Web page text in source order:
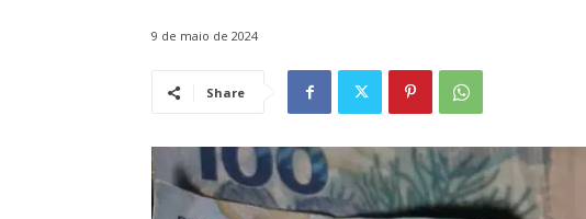
9 de maio de 2024
Share